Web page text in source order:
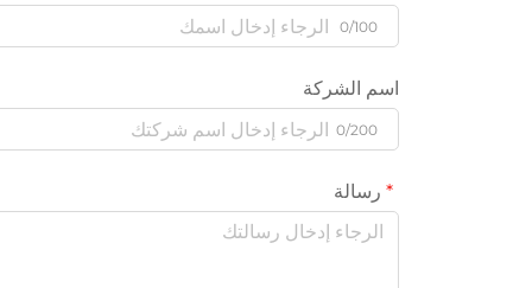
0/100
اسم الشركة
0/200
رسالة